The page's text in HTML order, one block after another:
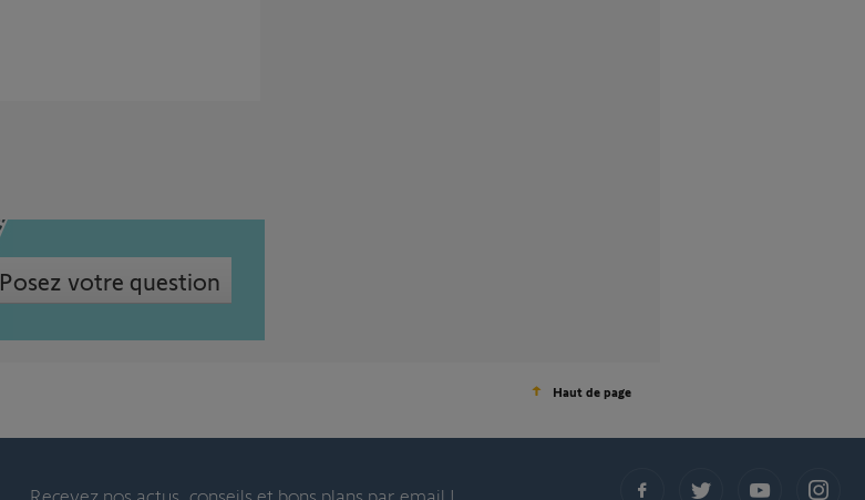
Posez votre question
Haut de page
Recevez nos actus, conseils et bons plans par email !